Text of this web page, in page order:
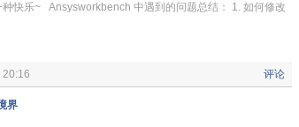
快乐~ Ansysworkbench 中遇到的问题总结： 1. 如何修改
评论
界